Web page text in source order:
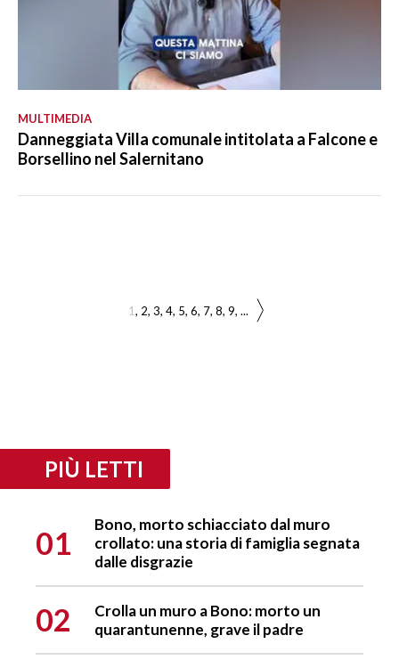
MULTIMEDIA
Danneggiata Villa comunale intitolata a Falcone e
Borsellino nel Salernitano
1 2 3 4 5 6 7 8 9 ...
PIÙ LETTI
01
Bono, morto schiacciato dal muro
crollato: una storia di famiglia segnata
dalle disgrazie
02
Crolla un muro a Bono: morto un
quarantunenne, grave il padre